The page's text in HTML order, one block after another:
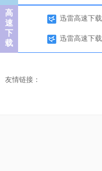
高
速
下
载
迅雷高速下载
迅雷高速下载
友情链接：